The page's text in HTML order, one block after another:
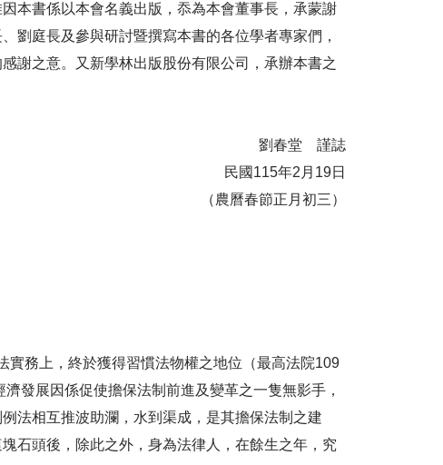
本書係以本會名義出版，忝為本會董事長，承蒙謝
劉庭長及參與研討暨撰寫本書的各位學者專家們，
謝之意。又新學林出版股份有限公司，承辦本書之
劉春堂 謹誌
民國115年2月19日
（農曆春節正月初三）
務上，終於獲得習慣法物權之地位（最高法院109
發展因係促使擔保法制前進及變革之一隻無影手，
法相互推波助瀾，水到渠成，是其擔保法制之建
石頭後，除此之外，身為法律人，在餘生之年，究